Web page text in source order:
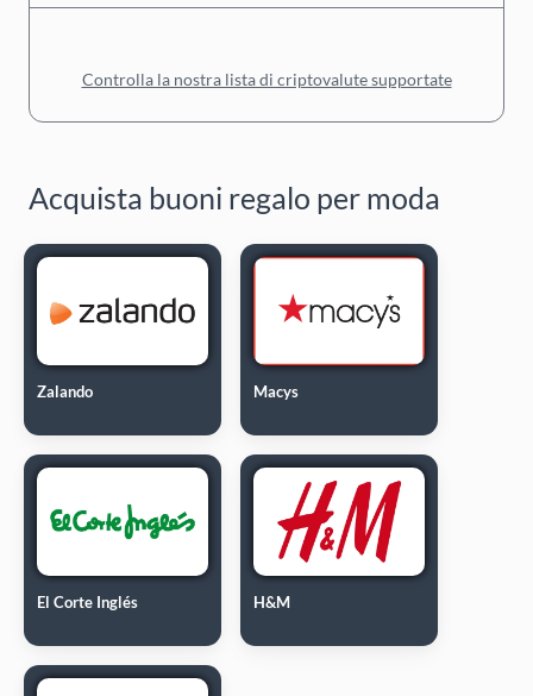
Controlla la nostra lista di criptovalute supportate
Acquista buoni regalo per moda
Zalando Macys
El Corte Inglés H&M